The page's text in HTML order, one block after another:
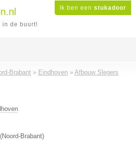
Ik ben een stukadoor
in de buurt!
Brabant » Eindhoven » Afbouw Slegers
(Noord-Brabant)